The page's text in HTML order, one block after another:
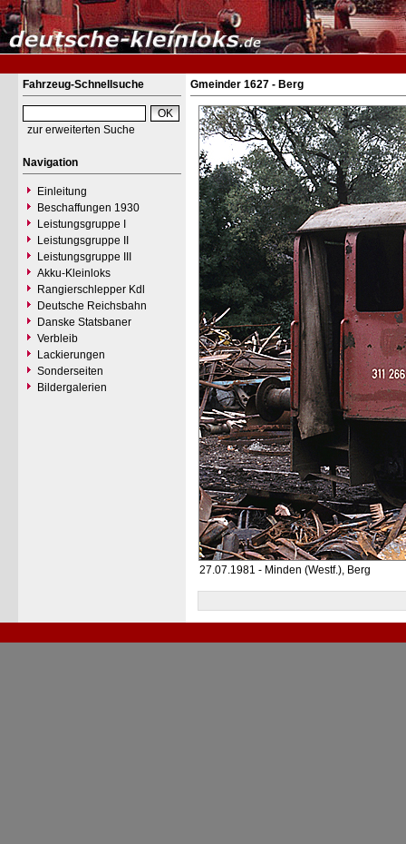
Fahrzeug-Schnellsuche
zur erweiterten Suche
Navigation
Einleitung
Beschaffungen 1930
Leistungsgruppe I
Leistungsgruppe II
Leistungsgruppe III
Akku-Kleinloks
Rangierschlepper Kdl
Deutsche Reichsbahn
Danske Statsbaner
Verbleib
Lackierungen
Sonderseiten
Bildergalerien
Gmeinder 1627 - Berg
27.07.1981 - Minden (Westf.), Berg